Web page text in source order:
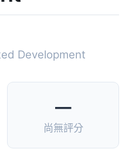
Development
—
尚無評分